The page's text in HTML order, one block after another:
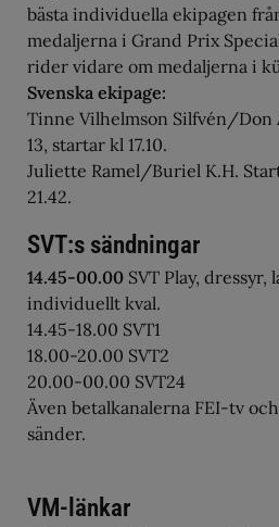
bästa individuella ekipagen
medaljerna i Grand Prix
rider vidare om medaljerna i
Svenska ekipage:
Tinne Vilhelmson Silfvén/
13, startar kl 17.10.
Juliette Ramel/Buriel K.H.
21.42.
SVT:s sändningar
14.45-00.00 SVT Play, dressyr,
individuellt kval.
14.45-18.00 SVT1
18.00-20.00 SVT2
20.00-00.00 SVT24
Även betalkanalerna FEI-tv
sänder.
VM-länkar